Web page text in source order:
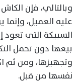
وبالتالي، فإن
عليه العميل، وإنما
السبيكة التي تعود
بيعها دون تحمل
وتجهيزها، ومن ثم
نفسها من قبل.